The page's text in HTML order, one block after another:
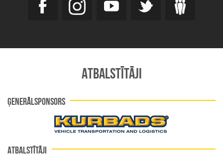
ATBALSTĪTĀJI
ĢENERĀLSPONSORS
ATBALSTĪTĀJI